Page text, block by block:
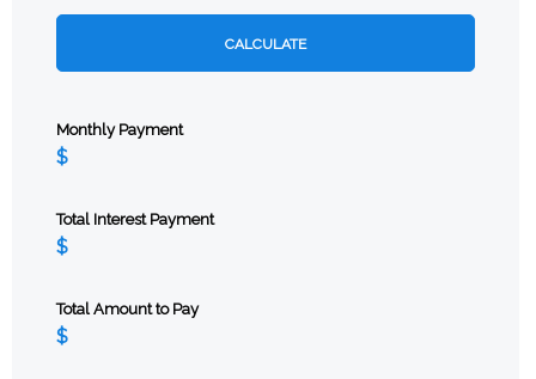
CALCULATE
Monthly Payment
Total Interest Payment
Total Amount to Pay